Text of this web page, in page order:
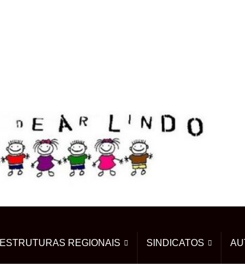
ESTRUTURAS REGIONAIS SINDICATOS